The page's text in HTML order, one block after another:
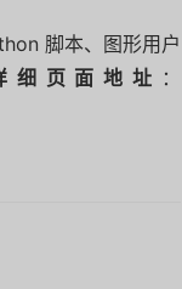
脚本、图形用户
细页面地址 ：